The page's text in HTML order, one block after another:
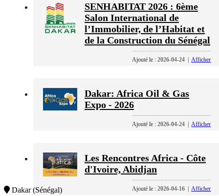
SENHABITAT 2026 : 6ème
Salon International de
l’Immobilier, de l’Habitat et
de la Construction du Sénégal
Ajouté le :2026-04-24 |Afficher
Dakar: Africa Oil & Gas
Expo - 2026
Ajouté le :2026-04-24 |Afficher
Les Rencontres Africa - Côte
d'Ivoire, Abidjan
Ajouté le :2026-04-16 |Afficher
Dakar (Sénégal)